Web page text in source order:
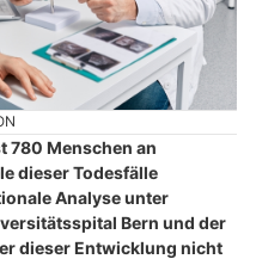
780 Menschen an
dieser Todesfälle
Analyse unter
Bern und der
dieser Entwicklung nicht